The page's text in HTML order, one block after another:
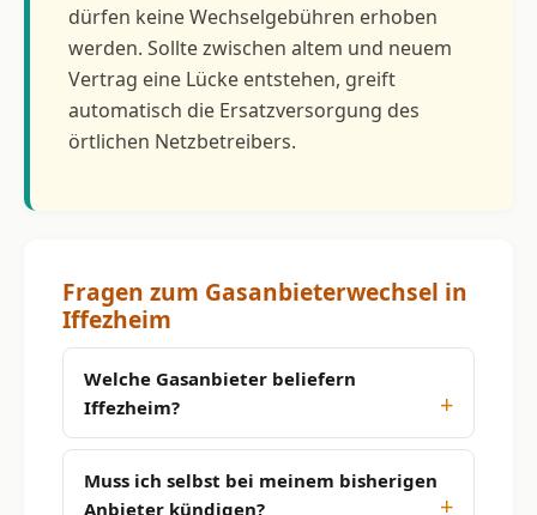
dürfen keine Wechselgebühren erhoben
werden. Sollte zwischen altem und neuem
Vertrag eine Lücke entstehen, greift
automatisch die Ersatzversorgung des
örtlichen Netzbetreibers.
Fragen zum Gasanbieterwechsel in
Iffezheim
Welche Gasanbieter beliefern
Iffezheim?
Muss ich selbst bei meinem bisherigen
Anbieter kündigen?